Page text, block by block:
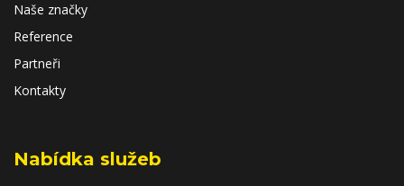
Naše značky
Reference
Partneři
Kontakty
Nabídka služeb